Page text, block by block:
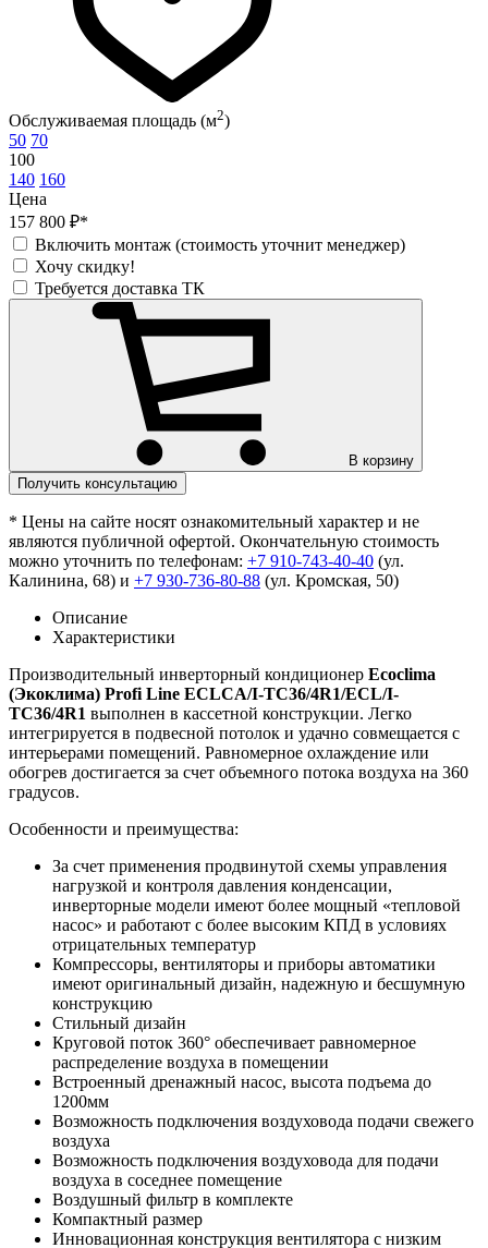
Обслуживаемая площадь (м2)
50 70
100
140 160
Цена
157 800 ₽*
Включить монтаж (стоимость уточнит менеджер)
Хочу скидку!
Требуется доставка ТК
В корзину
Получить консультацию
* Цены на сайте носят ознакомительный характер и не
являются публичной офертой. Окончательную стоимость
можно уточнить по телефонам: +7 910-743-40-40 (ул.
Калинина, 68) и +7 930-736-80-88 (ул. Кромская, 50)
Описание
Характеристики
Производительный инверторный кондиционер Ecoclima
(Экоклима) Profi Line ECLCA/I-TC36/4R1/ECL/I-
TC36/4R1 выполнен в кассетной конструкции. Легко
интегрируется в подвесной потолок и удачно совмещается с
интерьерами помещений. Равномерное охлаждение или
обогрев достигается за счет объемного потока воздуха на 360
градусов.
Особенности и преимущества:
За счет применения продвинутой схемы управления
нагрузкой и контроля давления конденсации,
инверторные модели имеют более мощный «тепловой
насос» и работают с более высоким КПД в условиях
отрицательных температур
Компрессоры, вентиляторы и приборы автоматики
имеют оригинальный дизайн, надежную и бесшумную
конструкцию
Стильный дизайн
Круговой поток 360° обеспечивает равномерное
распределение воздуха в помещении
Встроенный дренажный насос, высота подъема до
1200мм
Возможность подключения воздуховода подачи свежего
воздуха
Возможность подключения воздуховода для подачи
воздуха в соседнее помещение
Воздушный фильтр в комплекте
Компактный размер
Инновационная конструкция вентилятора с низким